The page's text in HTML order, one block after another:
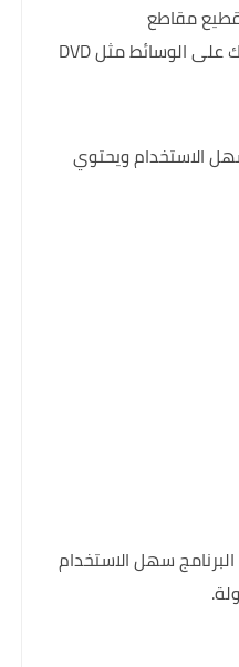
مقاطع
يتيح لك البرنامج أيضًا حفظ مقاطع الفيديو الخاصة بك على الوسائط مثل DVD
الاستخدام ويحتوي
البرنامج سهل الاستخدام